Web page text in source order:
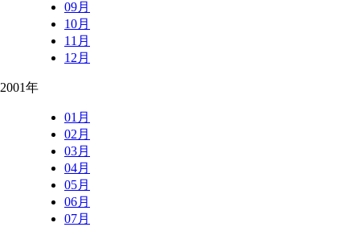
09月
10月
11月
12月
2001年
01月
02月
03月
04月
05月
06月
07月